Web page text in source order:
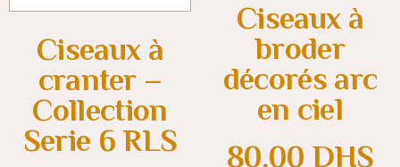
Ciseaux à
cranter –
Collection
Serie 6 RLS
Ciseaux à
broder
décorés arc
en ciel
80.00 DHS